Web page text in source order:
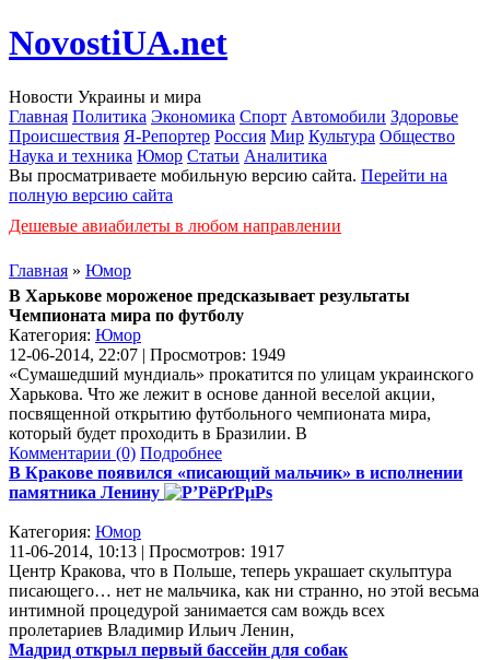
NovostiUA.net
Новости Украины и мира
Главная Политика Экономика Спорт Автомобили Здоровье
Происшествия Я-Репортер Россия Мир Культура Общество
Наука и техника Юмор Статьи Аналитика
Вы просматриваете мобильную версию сайта. Перейти на
полную версию сайта
Дешевые авиабилеты в любом направлении
Главная » Юмор
В Харькове мороженое предсказывает результаты
Чемпионата мира по футболу
Категория: Юмор
12-06-2014, 22:07 | Просмотров: 1949
«Сумашедший мундиаль» прокатится по улицам украинского
Харькова. Что же лежит в основе данной веселой акции,
посвященной открытию футбольного чемпионата мира,
который будет проходить в Бразилии. В
Комментарии (0) Подробнее
В Кракове появился «писающий мальчик» в исполнении
памятника Ленину
Категория: Юмор
11-06-2014, 10:13 | Просмотров: 1917
Центр Кракова, что в Польше, теперь украшает скульптура
писающего… нет не мальчика, как ни странно, но этой весьма
интимной процедурой занимается сам вождь всех
пролетариев Владимир Ильич Ленин,
Мадрид открыл первый бассейн для собак